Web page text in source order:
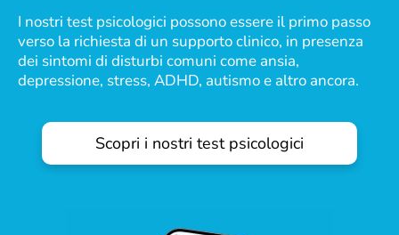
I nostri test psicologici possono essere il primo passo
verso la richiesta di un supporto clinico, in presenza
dei sintomi di disturbi comuni come ansia,
depressione, stress, ADHD, autismo e altro ancora.
Scopri i nostri test psicologici